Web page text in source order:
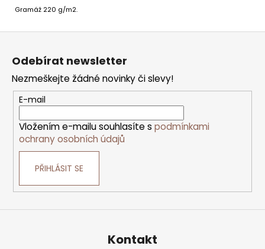
Gramáž 220 g/m2.
Z
Odebírat newsletter
Nezmeškejte žádné novinky či slevy!
E-mail
Vložením e-mailu souhlasíte s podmínkami
ochrany osobních údajů
PŘIHLÁSIT SE
Kontakt